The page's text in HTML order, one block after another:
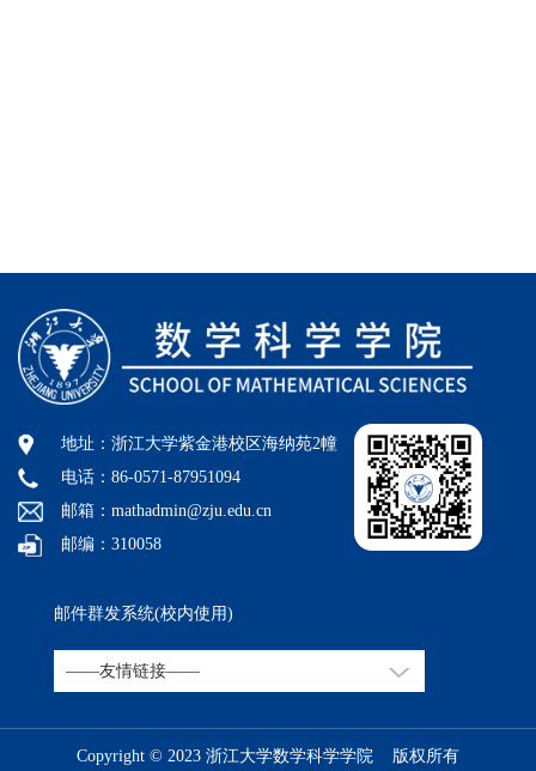
地址：浙江大学紫金港校区海纳苑2幢
电话：86-0571-87951094
邮箱：mathadmin@zju.edu.cn
邮编：310058
邮件群发系统(校内使用)
Copyright © 2023 浙江大学数学科学学院 版权所有